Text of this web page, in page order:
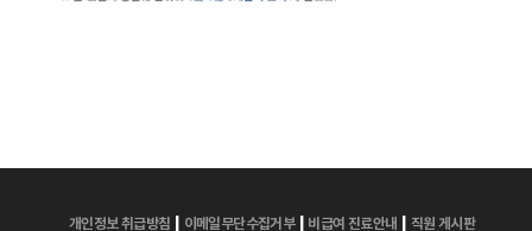
개인정보 취급방침 | 이메일무단수집거부| 비급여 진료안내 | 직원 게시판